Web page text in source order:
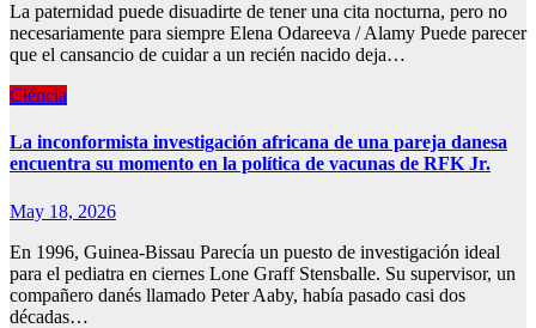
La paternidad puede disuadirte de tener una cita nocturna, pero no
necesariamente para siempre Elena Odareeva / Alamy Puede parecer
que el cansancio de cuidar a un recién nacido deja…
Ciéncia
La inconformista investigación africana de una pareja danesa
encuentra su momento en la política de vacunas de RFK Jr.
May 18, 2026
En 1996, Guinea-Bissau Parecía un puesto de investigación ideal
para el pediatra en ciernes Lone Graff Stensballe. Su supervisor, un
compañero danés llamado Peter Aaby, había pasado casi dos
décadas…